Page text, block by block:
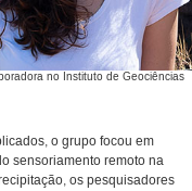
no Instituto de Geociências
o grupo focou em
sensoriamento remoto na
os pesquisadores